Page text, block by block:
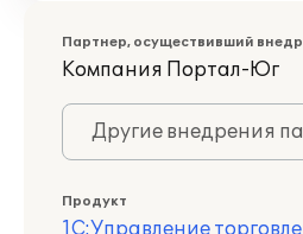
Партнер, осуществивший
Компания Портал-Юг
Другие внедрения
Продукт
1С:Управление